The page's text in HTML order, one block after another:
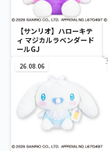
【サンリオ】ハローキテ
ィ マジカルラベンダード
ールGJ
26.08.06